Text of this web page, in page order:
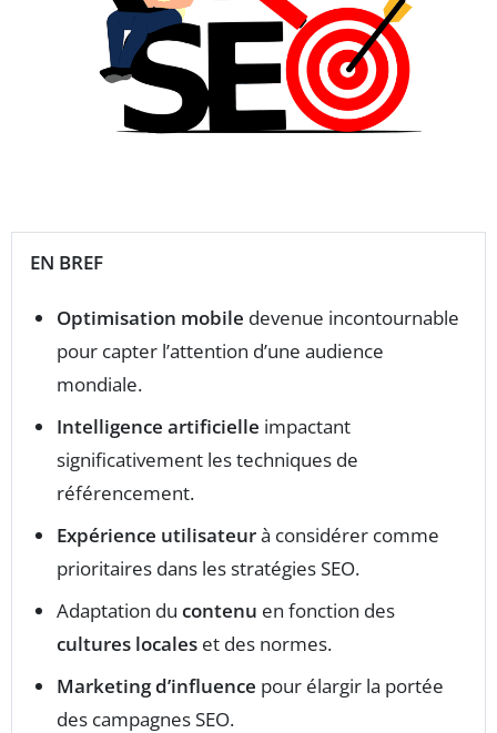
EN BREF
Optimisation mobile devenue incontournable
pour capter l’attention d’une audience
mondiale.
Intelligence artificielle impactant
significativement les techniques de
référencement.
Expérience utilisateurà considérer comme
prioritaires dans les stratégies SEO.
Adaptation du contenu en fonction des
cultures locales et des normes.
Marketing d’influence pour élargir la portée
des campagnes SEO.